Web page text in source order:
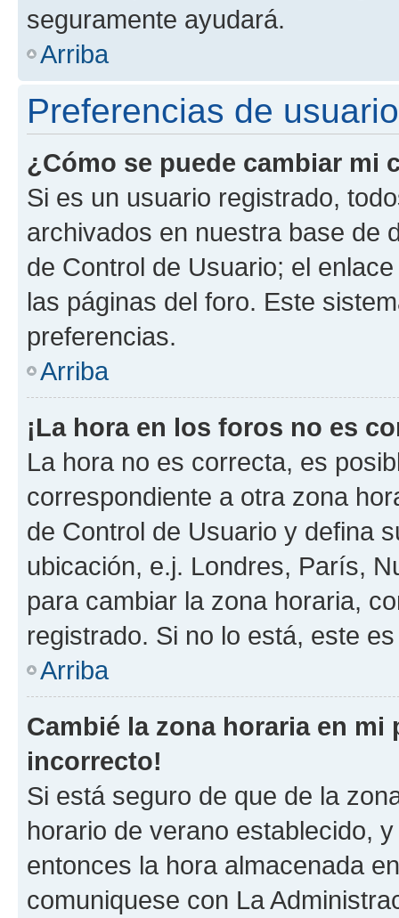
seguramente ayudará.
Arriba
Preferencias de
¿Cómo se puede cambiar mi
Si es un usuario registrado,
archivados en nuestra base de
de Control de Usuario; el
las páginas del foro. Este
preferencias.
Arriba
¡La hora en los foros no es
La hora no es correcta, es
correspondiente a otra zona
de Control de Usuario y defina
ubicación, e.j. Londres, París,
para cambiar la zona horaria,
registrado. Si no lo está, este
Arriba
Cambié la zona horaria en
incorrecto!
Si está seguro de que de la
horario de verano establecido,
entonces la hora almacenada
comuniquese con La